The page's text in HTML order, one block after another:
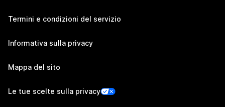
Termini e condizioni del servizio
Informativa sulla privacy
Mappa del sito
Le tue scelte sulla privacy